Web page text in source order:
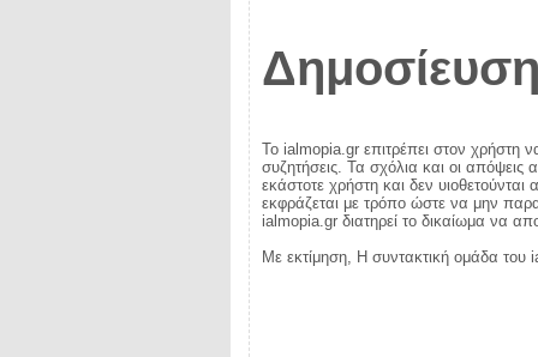
Το ialmopia.gr επιτρέπει στον χρήστη
συζητήσεις. Τα σχόλια και οι απόψεις
εκάστοτε χρήστη και δεν
εκφράζεται με τρόπο ώστε να μην
ialmopia.gr διατηρεί το δικαίωμα να
Με εκτίμηση, Η συντακτική ομάδα του